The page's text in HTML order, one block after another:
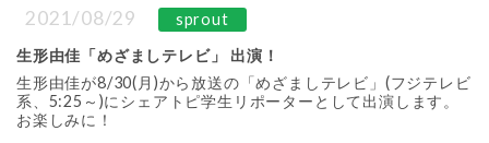
2021/08/29
sprout
生形由佳「めざましテレビ」 出演！
生形由佳が8/30(月)から放送の「めざましテレビ」(フジテレビ
系、5:25～)にシェアトピ学生リポーターとして出演します。
お楽しみに！